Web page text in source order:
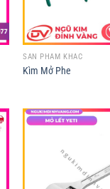
SẢN PHẨM KHÁC
Kìm Mở Phe